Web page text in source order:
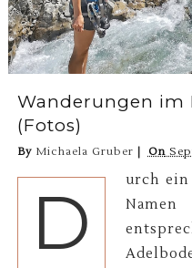
Wanderungen im
(Fotos)
By Michaela Gruber On
D
urch